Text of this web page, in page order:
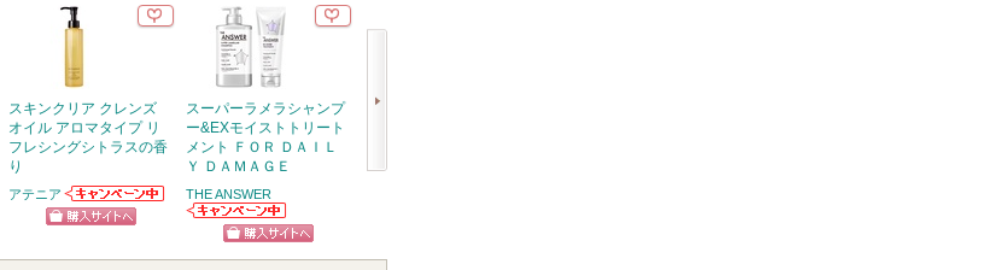
スキンクリア クレンズ
オイル アロマタイプ リ
フレシングシトラスの香
り
アテニア
アテニアからの
お知らせがあり
スーパーラメラシャンプ
ー&EXモイストトリート
メント ＦＯＲ ＤＡＩＬ
Ｙ ＤＡＭＡＧＥ
THE ANSWER
THE ANSWERか
らのお知らせが
ありますショッピン
RMK デューイーメルト